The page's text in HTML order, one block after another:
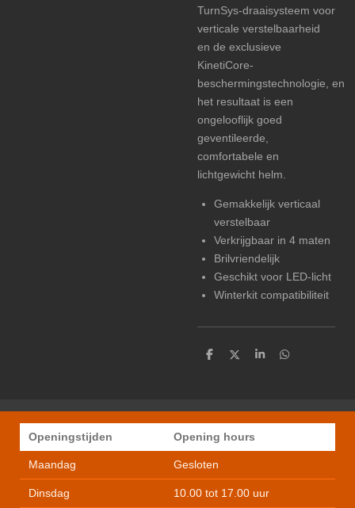
TurnSys-draaisysteem voor
verticale verstelbaarheid
en de exclusieve
KinetiCore-
beschermingstechnologie, en
het resultaat is een
ongelooflijk goed
geventileerde,
comfortabele en
lichtgewicht helm.
Gemakkelijk verticaal
verstelbaar
Verkrijgbaar in 4 maten
Brilvriendelijk
Geschikt voor LED-licht
Winterkit compatibiliteit
D
D
S
D
Openingstijden Opening hours
Maandag Gesloten
Dinsdag 10.00 tot 17.00 uur